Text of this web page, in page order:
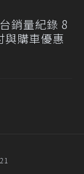
銷量紀錄 8
與購車優惠